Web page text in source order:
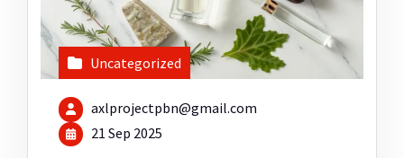
Uncategorized
axlprojectpbn@gmail.com
21 Sep 2025